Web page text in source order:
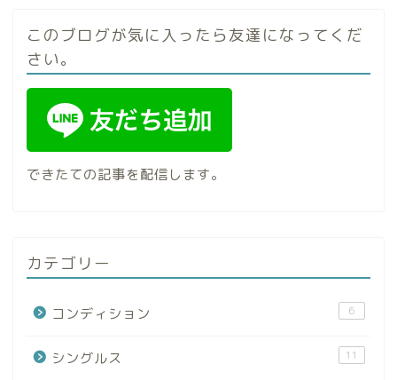
このブログが気に入ったら友達になってくだ
さい。
できたての記事を配信します。
カテゴリー
コンディション 6
シングルス 11